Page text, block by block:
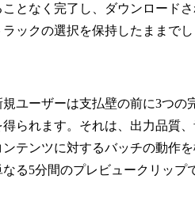
となく完了し、ダウンロード
ックの選択を保持したままでし
規ユーザーは支払壁の前に3つの
られます。それは、出力品質
テンツに対するバッチの動作
る5分間のプレビュークリップ